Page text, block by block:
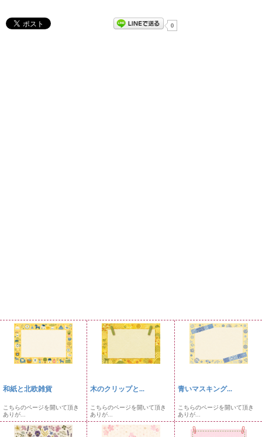
0
和紙と北欧雑貨
こちらのページを開いて頂き
ありが...
木のクリップと...
こちらのページを開いて頂き
ありが...
青いマスキング...
こちらのページを開いて頂き
ありが...